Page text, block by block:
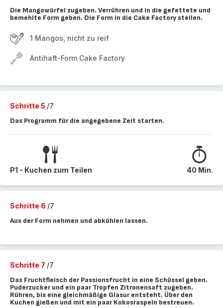
Die Mangowürfel zugeben. Verrühren und in die gefettete und
bemehlte Form geben. Die Form in die Cake Factory stellen.
1 Mangos, nicht zu reif
Antihaft-Form Cake Factory
Schritte 5 /7
Das Programm für die angegebene Zeit starten.
P1 - Kuchen zum Teilen 40 Min.
Schritte 6 /7
Aus der Form nehmen und abkühlen lassen.
Schritte 7 /7
Das Fruchtfleisch der Passionsfrucht in eine Schüssel geben.
Puderzucker und ein paar Tropfen Zitronensaft zugeben.
Rühren, bis eine gleichmäßige Glasur entsteht. Über den
Kuchen gießen und mit ein paar Kokosraspeln bestreuen.